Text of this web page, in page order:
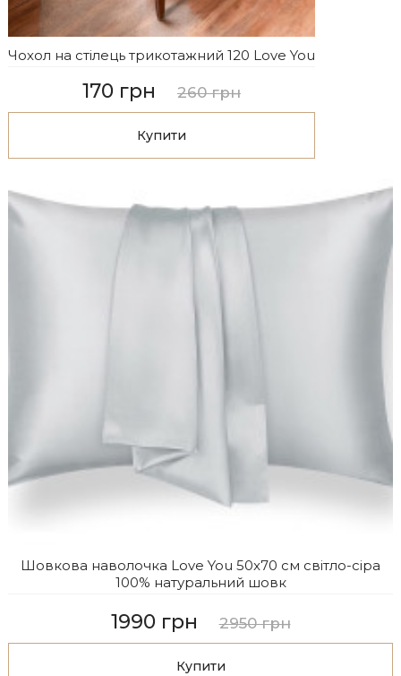
Чохол на стілець трикотажний 120 Love You
170 грн 260 грн
Купити
Шовкова наволочка Love You 50x70 см світло-сіра
100% натуральний шовк
1990 грн 2950 грн
Купити